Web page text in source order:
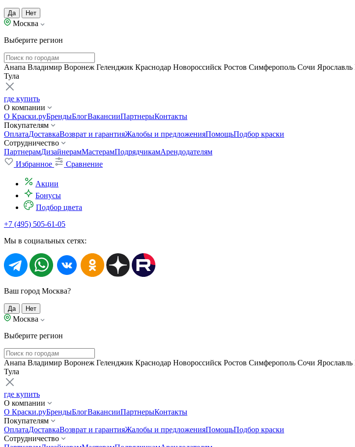
Да Нет
Москва
Выберите регион
Анапа Владимир Воронеж Геленджик Краснодар Новороссийск Ростов Симферополь Сочи Ярославль
Тула
где купить
О компании
О Краски.руБрендыБлогВакансииПартнерыКонтакты
Покупателям
ОплатаДоставкаВозврат и гарантияЖалобы и предложенияПомощьПодбор краски
Сотрудничество
ПартнерамДизайнерамМастерамПодрядчикамАрендодателям
Избранное
Сравнение
Акции
Бонусы
Подбор цвета
+7 (495) 505-61-05
Мы в социальных сетях:
Ваш город Москва?
Да Нет
Москва
Выберите регион
Анапа Владимир Воронеж Геленджик Краснодар Новороссийск Ростов Симферополь Сочи Ярославль
Тула
где купить
О компании
О Краски.руБрендыБлогВакансииПартнерыКонтакты
Покупателям
ОплатаДоставкаВозврат и гарантияЖалобы и предложенияПомощьПодбор краски
Сотрудничество